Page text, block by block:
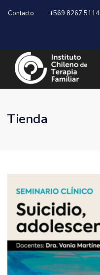
Contacto +569 8267 5114
Tienda